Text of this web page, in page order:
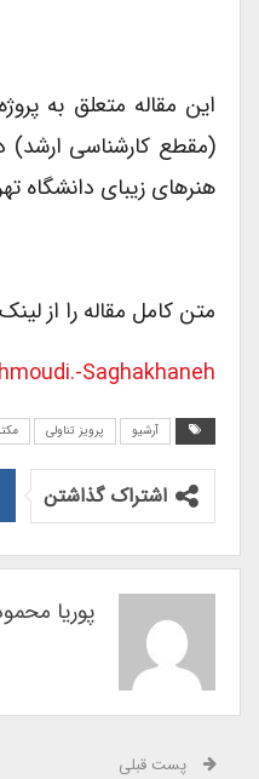
این مقاله متعلق به
(مقطع کارشناسی ارشد)
هنرهای زیبای دانشگاه
متن کامل مقاله را از لینک
Saghakhaneh
آرشیو پرویز تناولی
اشتراک گذاشتن
پوریا
پست قبلی